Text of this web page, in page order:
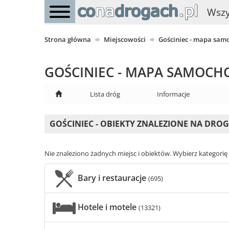
Strona główna Miejscowości Gościniec - mapa
GOŚCINIEC - MAPA
Lista dróg Informacje
GOŚCINIEC - OBIEKTY ZNALEZIONE NA
Nie znaleziono żadnych miejsc i obiektów. Wybierz
Bary i restauracje (695)
Hotele i motele (13321)